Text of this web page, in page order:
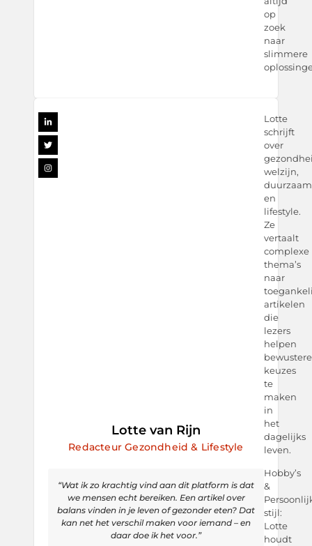
op
zoek
naar
slimmere
Lotte van Rijn
Redacteur Gezondheid & Lifestyle
“Wat ik zo krachtig vind aan dit platform is dat
we mensen echt bereiken. Een artikel over
balans vinden in je leven of gezonder eten? Dat
kan net het verschil maken voor iemand – en
daar doe ik het voor.”
Lotte
schrijft
over
welzijn,
en
lifestyle.
Ze
vertaalt
complexe
thema’s
naar
artikelen
die
lezers
helpen
bewustere
keuzes
te
maken
in
het
dagelijks
leven.
Hobby’s
&
stijl:
Lotte
houdt